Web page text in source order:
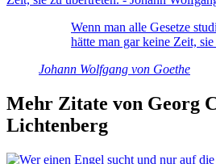
Wenn man alle Gesetze
hätte man gar keine Zeit,
Johann Wolfgang von Goethe
Mehr Zitate von Georg
Lichtenberg